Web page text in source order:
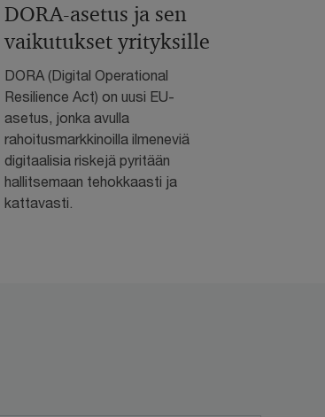
DORA-asetus ja sen
vaikutukset yrityksille
DORA (Digital Operational
Resilience Act) on uusi EU-
asetus, jonka avulla
rahoitusmarkkinoilla ilmeneviä
digitaalisia riskejä pyritään
hallitsemaan tehokkaasti ja
kattavasti.